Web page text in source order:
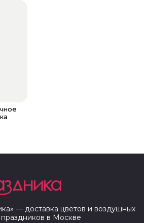
» — доставка цветов и воздушных
в Москве